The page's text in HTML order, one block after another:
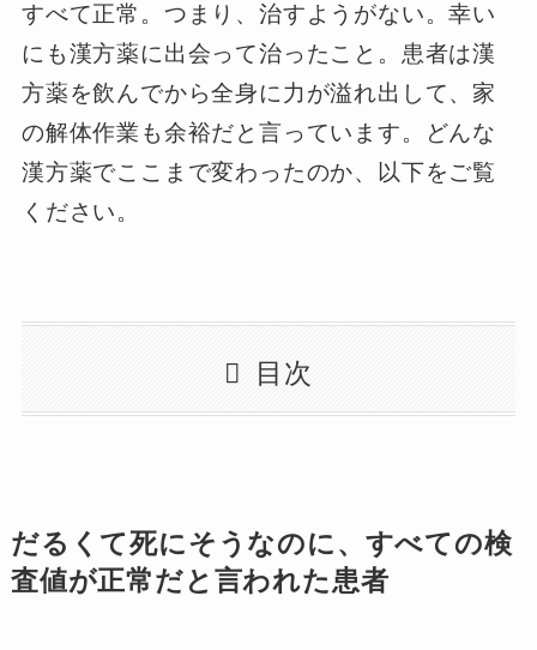
すべて正常。つまり、治すようがない。幸い
にも漢方薬に出会って治ったこと。患者は漢
方薬を飲んでから全身に力が溢れ出して、家
の解体作業も余裕だと言っています。どんな
漢方薬でここまで変わったのか、以下をご覧
ください。
目次
だるくて死にそうなのに、すべての検
査値が正常だと言われた患者